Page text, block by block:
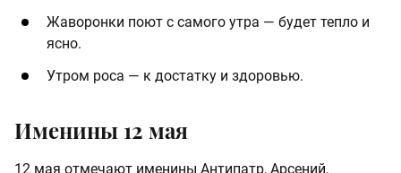
Жаворонки поют с самого утра — будет тепло и
ясно.
Утром роса — к достатку и здоровью.
Именины 12 мая
12 мая отмечают именины Антипатр, Арсений,